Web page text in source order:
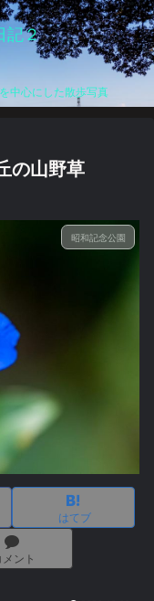
記２
中心にした散歩写真
の山野草
昭和記念公園
はてブ
メント